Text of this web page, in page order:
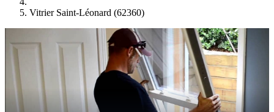
Vitrier Saint-Léonard (62360)